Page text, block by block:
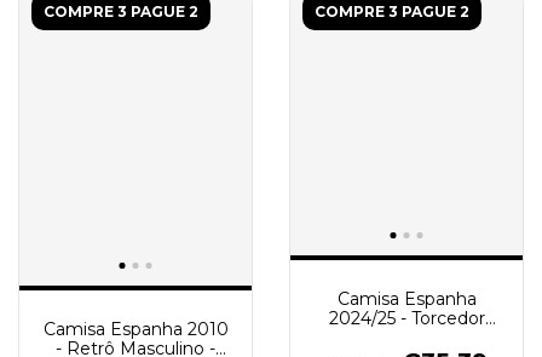
COMPRE 3 PAGUE 2
Camisa Espanha 2010
- Retrô Masculino -
COMPRE 3 PAGUE 2
Camisa Espanha
2024/25 - Torcedor